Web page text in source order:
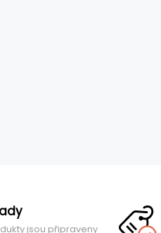
jsou připraveny